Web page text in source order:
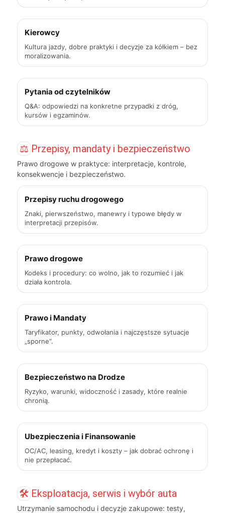
Kierowcy
Kultura jazdy, dobre praktyki i decyzje za kółkiem – bez
moralizowania.
Pytania od czytelników
Q&A: odpowiedzi na konkretne przypadki z dróg,
kursów i egzaminów.
⚖️ Przepisy, mandaty i bezpieczeństwo
Prawo drogowe w praktyce: interpretacje, kontrole,
konsekwencje i bezpieczeństwo.
Przepisy ruchu drogowego
Znaki, pierwszeństwo, manewry i typowe błędy w
interpretacji przepisów.
Prawo drogowe
Kodeks i procedury: co wolno, jak to rozumieć i jak
działa kontrola.
Prawo i Mandaty
Taryfikator, punkty, odwołania i najczęstsze sytuacje
„sporne”.
Bezpieczeństwo na Drodze
Ryzyko, warunki, widoczność i zasady, które realnie
chronią.
Ubezpieczenia i Finansowanie
OC/AC, leasing, kredyt i koszty – jak dobrać ochronę i
nie przepłacać.
🛠️ Eksploatacja, serwis i wybór auta
Utrzymanie samochodu i decyzje zakupowe: testy,